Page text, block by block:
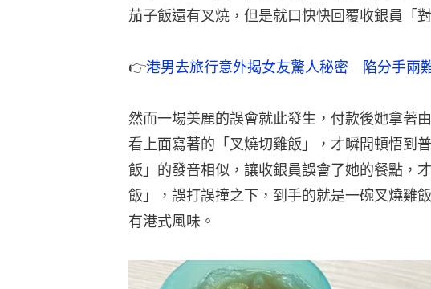
茄子飯還有叉燒，但是就口快快回覆收銀員「
👉港男去旅行意外揭女友驚人秘密　陷分手兩
然而一場美麗的誤會就此發生，付款後她拿著
看上面寫著的「叉燒切雞飯」，才瞬間頓悟到
飯」的發音相似，讓收銀員誤會了她的餐點，
飯」，誤打誤撞之下，到手的就是一碗叉燒雞
有港式風味。